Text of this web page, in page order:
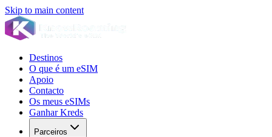
Skip to main content
Destinos
O que é um eSIM
Apoio
Contacto
Os meus eSIMs
Ganhar Kreds
Parceiros